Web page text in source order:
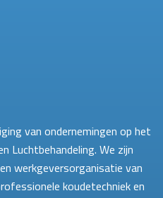
van ondernemingen op het
Luchtbehandeling. We zijn
werkgeversorganisatie van
koudetechniek en